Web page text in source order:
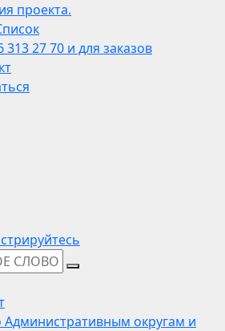
проекта.
313 27 70 и для заказов
округам и